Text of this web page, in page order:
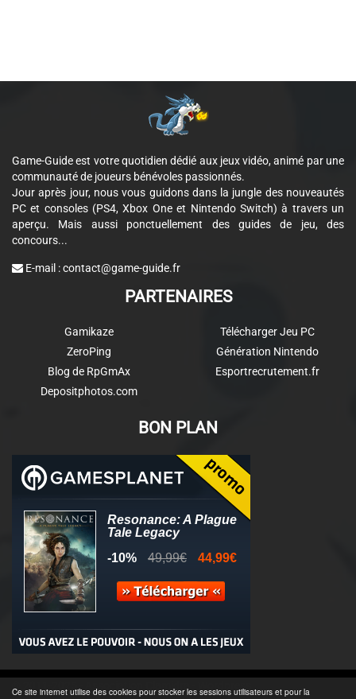
Ce site internet utilise des cookies pour stocker les sessions utilisateurs et pour la
Game-Guide est votre quotidien dédié aux jeux vidéo, animé par une
communauté de joueurs bénévoles passionnés.
Jour après jour, nous vous guidons dans la jungle des nouveautés
PC et consoles (PS4, Xbox One et Nintendo Switch) à travers un
aperçu. Mais aussi ponctuellement des guides de jeu, des
concours...
E-mail :contact@game-guide.fr
PARTENAIRES
Gamikaze
ZeroPing
Blog de RpGmAx
Depositphotos.com
Télécharger Jeu PC
Génération Nintendo
Esportrecrutement.fr
BON PLAN